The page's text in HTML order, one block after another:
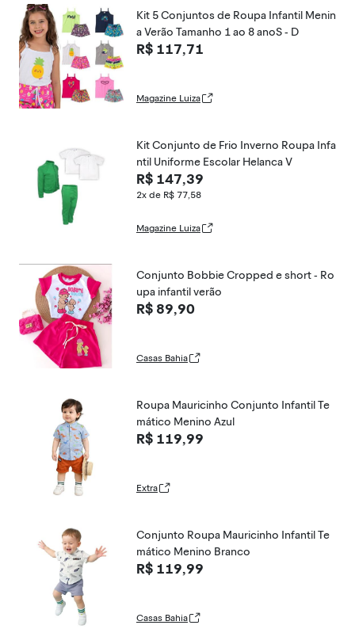
Kit 5 Conjuntos de Roupa Infantil Menin
a Verão Tamanho 1 ao 8 anoS - D
R$ 117,71
Magazine Luiza
Kit Conjunto de Frio Inverno Roupa Infa
ntil Uniforme Escolar Helanca V
R$ 147,39
2x de R$ 77,58
Magazine Luiza
Conjunto Bobbie Cropped e short - Ro
upa infantil verão
R$ 89,90
Casas Bahia
Roupa Mauricinho Conjunto Infantil Te
mático Menino Azul
R$ 119,99
Extra
Conjunto Roupa Mauricinho Infantil Te
mático Menino Branco
R$ 119,99
Casas Bahia